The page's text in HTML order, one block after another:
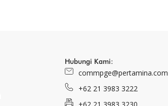
Hubungi Kami:
commpge@pertamina.com
+62 21 3983 3222